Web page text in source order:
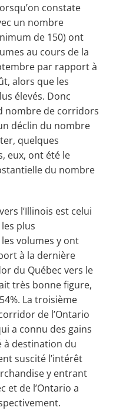
constate
un nombre
de 150) ont
au cours de la
par rapport à
alors que les
élevés. Donc
nombre de corridors
déclin du nombre
quelques
eux, ont été le
du nombre
l’Illinois est celui
plus
volumes y ont
à la dernière
du Québec vers le
très bonne figure,
La troisième
de l’Ontario
a connu des gains
à destination du
suscité l’intérêt
y entrant
et de l’Ontario a